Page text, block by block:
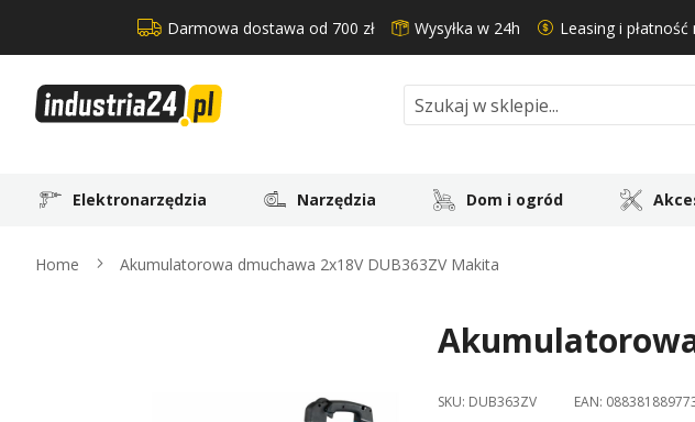
Darmowa dostawa od 700 zł Wysyłka w 24h Leasing i płatność
Search
Elektronarzędzia Narzędzia Dom i ogród
Home Akumulatorowa dmuchawa 2x18V DUB363ZV Makita
SKU: DUB363ZV EAN: